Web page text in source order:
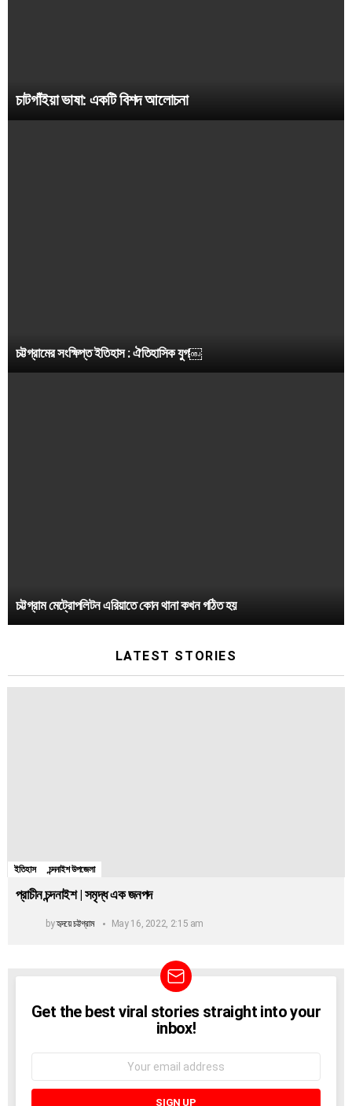
চাটগাঁইয়া ভাষা: একটি বিশদ আলোচনা
চট্টগ্রামের সংক্ষিপ্ত ইতিহাস : ঐতিহাসিক যুগ￼
চট্টগ্রাম মেট্রোপলিটন এরিয়াতে কোন থানা কখন গঠিত হয়
LATEST STORIES
ইতিহাস চন্দনাইশ উপজেলা
প্রাচীন চন্দনাইশ | সমৃদ্ধ এক জনপদ
byহৃদয়ে চট্টগ্রাম May 16, 2022, 2:15 am
NEWSLETTER
Get the best viral stories straight into your
inbox!